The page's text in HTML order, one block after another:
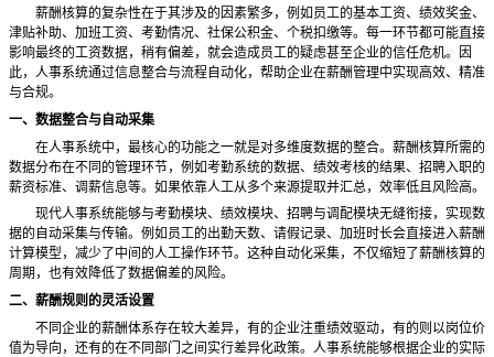
薪酬核算的复杂性在于其涉及的因素繁多，例如员工的基本工资、绩效奖金、
津贴补助、加班工资、考勤情况、社保公积金、个税扣缴等。每一环节都可能直接
影响最终的工资数据，稍有偏差，就会造成员工的疑虑甚至企业的信任危机。因
此，人事系统通过信息整合与流程自动化，帮助企业在薪酬管理中实现高效、精准
与合规。
一、数据整合与自动采集
在人事系统中，最核心的功能之一就是对多维度数据的整合。薪酬核算所需的
数据分布在不同的管理环节，例如考勤系统的数据、绩效考核的结果、招聘入职的
薪资标准、调薪信息等。如果依靠人工从多个来源提取并汇总，效率低且风险高。
现代人事系统能够与考勤模块、绩效模块、招聘与调配模块无缝衔接，实现数
据的自动采集与传输。例如员工的出勤天数、请假记录、加班时长会直接进入薪酬
计算模型，减少了中间的人工操作环节。这种自动化采集，不仅缩短了薪酬核算的
周期，也有效降低了数据偏差的风险。
二、薪酬规则的灵活设置
不同企业的薪酬体系存在较大差异，有的企业注重绩效驱动，有的则以岗位价
值为导向，还有的在不同部门之间实行差异化政策。人事系统能够根据企业的实际